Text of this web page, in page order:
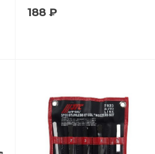
188 ₽